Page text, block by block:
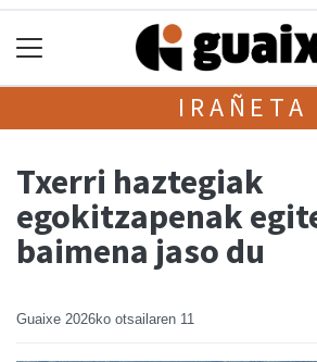
IRAÑETA
Txerri haztegiak
egokitzapenak
baimena jaso du
Guaixe 2026ko otsailaren 11